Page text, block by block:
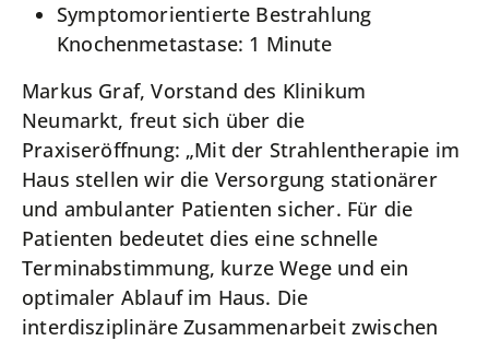
Symptomorientierte Bestrahlung
Knochenmetastase: 1 Minute
Markus Graf, Vorstand des Klinikum
Neumarkt, freut sich über die
Praxiseröffnung: „Mit der Strahlentherapie im
Haus stellen wir die Versorgung stationärer
und ambulanter Patienten sicher. Für die
Patienten bedeutet dies eine schnelle
Terminabstimmung, kurze Wege und ein
optimaler Ablauf im Haus. Die
interdisziplinäre Zusammenarbeit zwischen